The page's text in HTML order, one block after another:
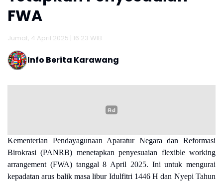
FWA
Jumat, 4 April 2025 | 16:23 WIB
Info Berita Karawang
Kementerian Pendayagunaan Aparatur Negara dan Reformasi
Birokrasi (PANRB) menetapkan penyesuaian flexible working
arrangement (FWA) tanggal 8 April 2025. Ini untuk mengurai
kepadatan arus balik masa libur Idulfitri 1446 H dan Nyepi Tahun